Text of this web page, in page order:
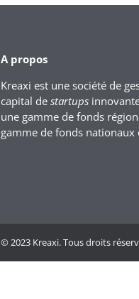
A propos
Kreaxi est une société de
capital destartups
une gamme de fonds
gamme de fonds nationaux
© 2023 Kreaxi. Tous droits